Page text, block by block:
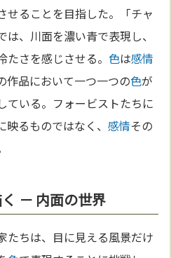
せることを目指した。「チャ
は、川面を濃い青で表現し、
たさを感じさせる。色は感情
作品において一つ一つの色が
ている。フォービストたちに
映るものではなく、感情その
－ 内面の世界
たちは、目に見える風景だけ